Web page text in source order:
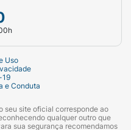
Uso
19
e Conduta
seu site oficial corresponde ao
qualquer outro que
sua segurança recomendamos